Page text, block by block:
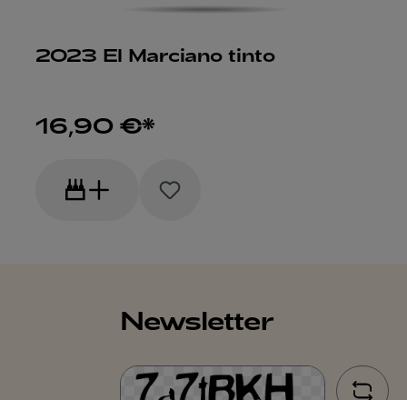
2023 El Marciano tinto
16,90 €*
Newsletter